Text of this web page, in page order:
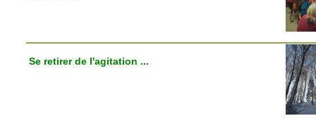
Se retirer de l'agitation ...